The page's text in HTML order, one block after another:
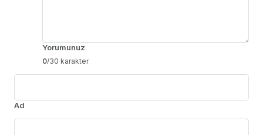
Yorumunuz
0/30 karakter
Ad